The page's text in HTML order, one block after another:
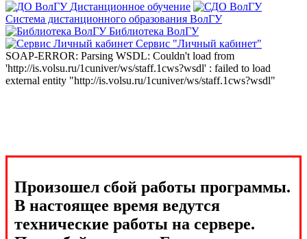
Дистанционное обучение
Система дистанционного образования ВолГУ
Библиотека ВолГУ
Сервис "Личный кабинет"
SOAP-ERROR: Parsing WSDL: Couldn't load from
'http://is.volsu.ru/1cuniver/ws/staff.1cws?wsdl' : failed to load
external entity "http://is.volsu.ru/1cuniver/ws/staff.1cws?wsdl"
Произошел сбой работы программы.
В настоящее время ведутся
технические работы на сервере.